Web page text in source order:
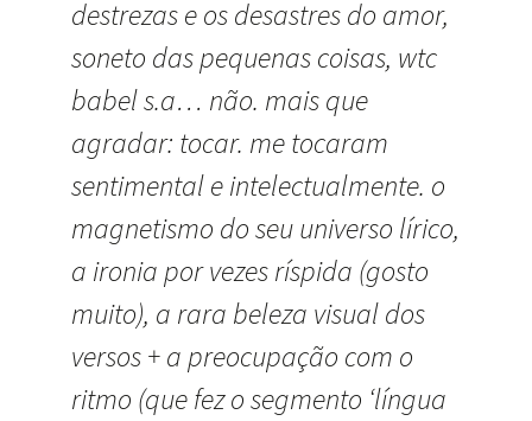
destrezas e os desastres do amor,
soneto das pequenas coisas, wtc
babel s.a… não. mais que
agradar: tocar. me tocaram
sentimental e intelectualmente. o
magnetismo do seu universo lírico,
a ironia por vezes ríspida (gosto
muito), a rara beleza visual dos
versos + a preocupação com o
ritmo (que fez o segmento ‘língua